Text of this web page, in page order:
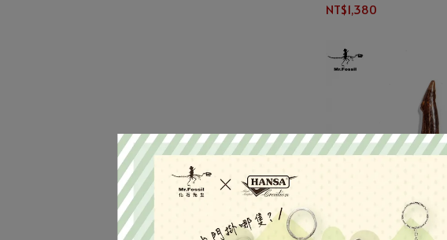
NT$1,380